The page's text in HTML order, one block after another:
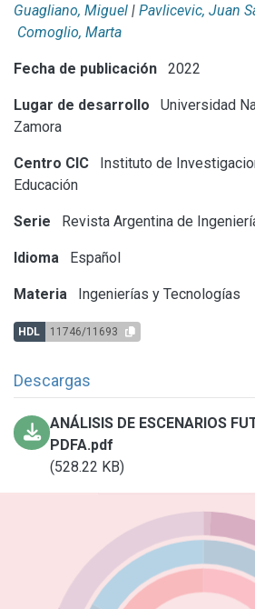
Guagliano, Miguel | Pavlicevic, Juan
Comoglio, Marta
Fecha de publicación 2022
Lugar de desarrollo
Universidad
Zamora
Centro CIC
Instituto de
Educación
Serie Revista Argentina de
Idioma Español
Materia Ingenierías y Tecnologías
HDL 11746/11693
Descargas
ANÁLISIS DE ESCENARIOS
PDFA.pdf
(528.22 KB)